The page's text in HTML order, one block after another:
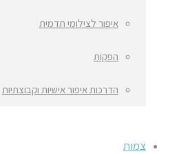
איפור לצילומי תדמית
הפקות
הדרכות איפור אישיות וקבוצתיות
צמות